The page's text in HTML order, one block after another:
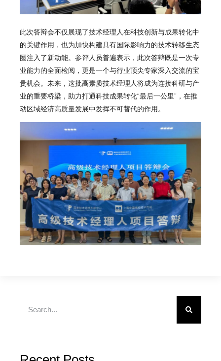
此次答辩会不仅展现了技术经理人在科技创新与成果转化中
的关键作用，也为加快构建具有国际影响力的技术转移生态
圈注入了新动能。参评人员普遍表示，此次答辩既是一次专
业能力的全面检阅，更是一个与行业顶尖专家深入交流的宝
贵机会。未来，这批高素质技术经理人将成为连接科研与产
业的重要桥梁，助力打通科技成果转化“最后一公里”，在推
动区域经济高质量发展中发挥不可替代的作用。